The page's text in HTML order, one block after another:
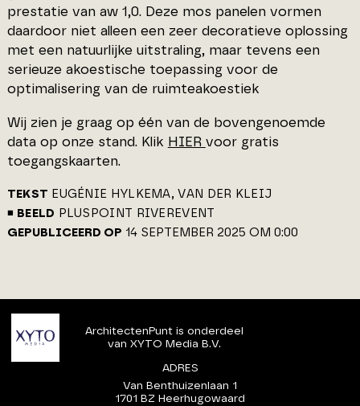
prestatie van aw 1,0. Deze mos panelen vormen
daardoor niet alleen een zeer decoratieve oplossing
met een natuurlijke uitstraling, maar tevens een
serieuze akoestische toepassing voor de
optimalisering van de ruimteakoestiek
Wij zien je graag op één van de bovengenoemde
data op onze stand. Klik HIER voor gratis
toegangskaarten.
TEKST EUGÉNIE HYLKEMA, VAN DER KLEIJ
BEELD PLUSPOINT RIVEREVENT
GEPUBLICEERD OP 14 SEPTEMBER 2025 OM 0:00
ArchitectenPunt is onderdeel
van XYTO Media B.V.
ADRES
Van Benthuizenlaan 1
1701 BZ Heerhugowaard